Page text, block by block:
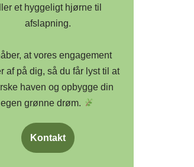
et hyggeligt hjørne til
afslapning.
at vores engagement
af på dig, så du får lyst til at
haven og opbygge din
egen grønne drøm.
Kontakt